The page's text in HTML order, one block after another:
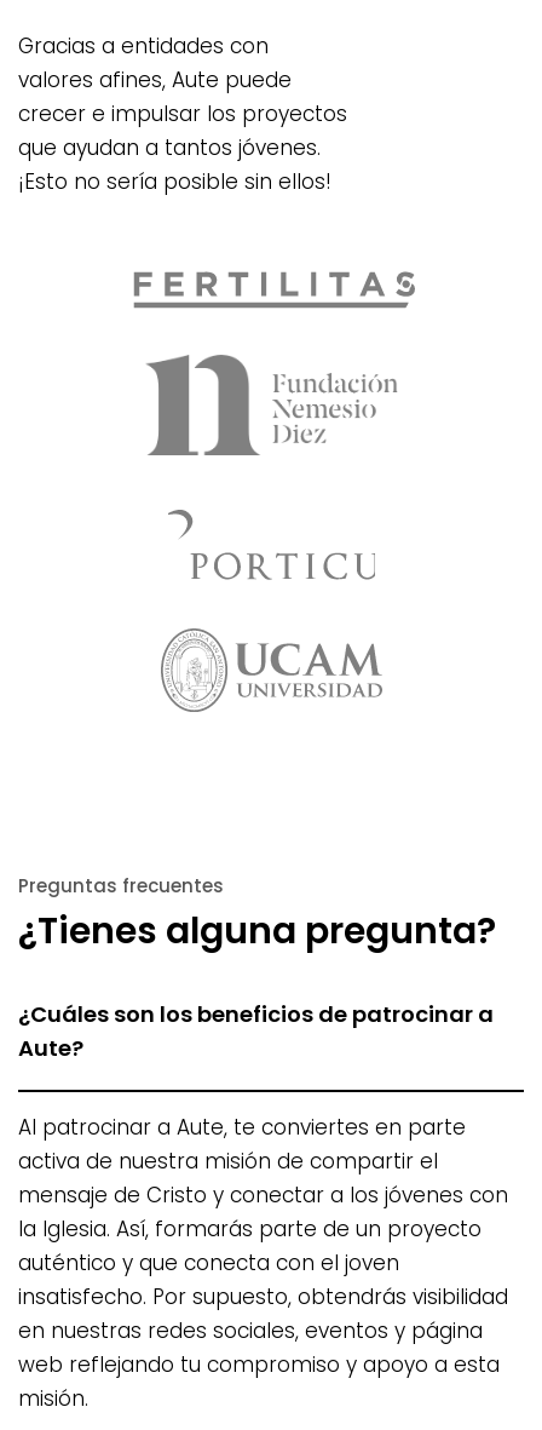
Gracias a entidades con
valores afines, Aute puede
crecer e impulsar los proyectos
que ayudan a tantos jóvenes.
¡Esto no sería posible sin ellos!
Preguntas frecuentes
¿Tienes alguna pregunta?
¿Cuáles son los beneficios de patrocinar a
Aute?
Al patrocinar a Aute, te conviertes en parte
activa de nuestra misión de compartir el
mensaje de Cristo y conectar a los jóvenes con
la Iglesia. Así, formarás parte de un proyecto
auténtico y que conecta con el joven
insatisfecho. Por supuesto, obtendrás visibilidad
en nuestras redes sociales, eventos y página
web reflejando tu compromiso y apoyo a esta
misión.